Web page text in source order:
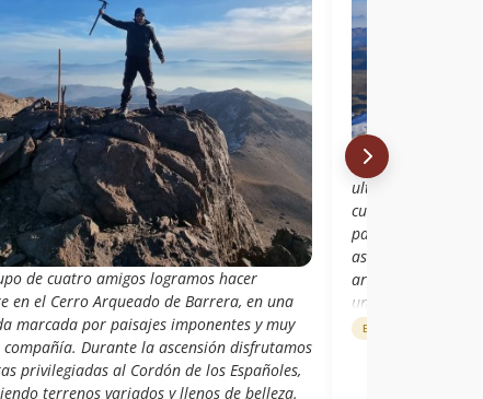
de cuatro amigos logramos hacer
en el Cerro Arqueado de Barrera, en una
marcada por paisajes imponentes y muy
compañía. Durante la ascensión disfrutamos
privilegiadas al Cordón de los Españoles,
terrenos variados y llenos de belleza.
Hola, yo subí en
ultimo tramo
cumbre). La ruta
pasa por la izq
ascendiendo
arqueado y el
unas 7 horas
cumbre (la nieve
Estado de ruta